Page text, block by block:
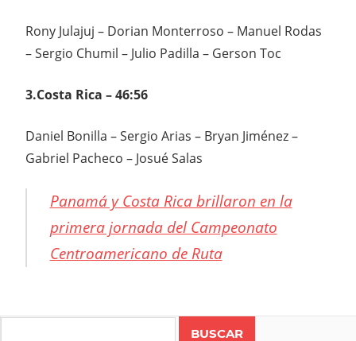
Rony Julajuj – Dorian Monterroso – Manuel Rodas
– Sergio Chumil – Julio Padilla – Gerson Toc
3.Costa Rica – 46:56
Daniel Bonilla – Sergio Arias – Bryan Jiménez –
Gabriel Pacheco – Josué Salas
Panamá y Costa Rica brillaron en la
primera jornada del Campeonato
Centroamericano de Ruta
DE RUTA